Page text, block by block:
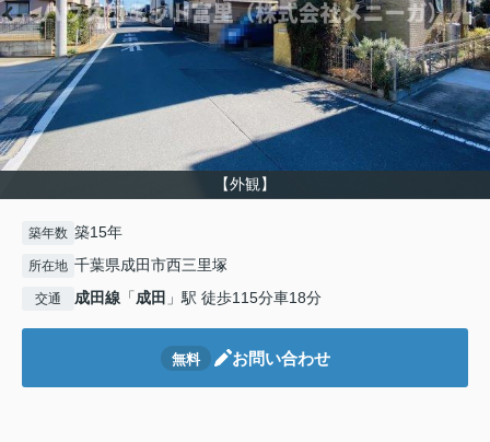
【外観】
築年数 築15年
所在地 千葉県成田市西三里塚
交通 成田線 「成田 」駅 徒歩115分車18分
無料 お問い合わせ